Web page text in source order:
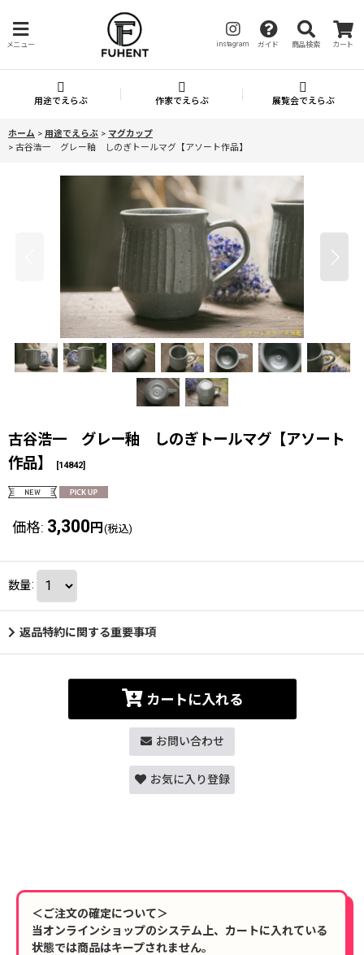
メニュー instagram ガイド 商品検索 カート
用途でえらぶ 作家でえらぶ 展覧会でえらぶ
ホーム > 用途でえらぶ > マグカップ
> 古谷浩一 グレー釉 しのぎトールマグ【アソート作品】
古谷浩一 グレー釉 しのぎトールマグ【アソート
作品】
[14842]
価格: 3,300 円 (税込)
数量:
返品特約に関する重要事項
カートに入れる
お問い合わせ
お気に入り登録
＜ご注文の確定について＞
当オンラインショップのシステム上、カートに入れている
状態では商品はキープされません。